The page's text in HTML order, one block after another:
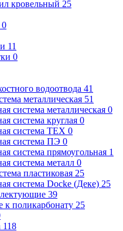
кровельный 25
0
11
0
водоотвода 41
металлическая 51
система металлическая 0
система круглая 0
система ТЕХ 0
система ПЭ 0
система прямоугольная 1
система металл 0
пластиковая 25
система Docke (Деке) 25
39
поликарбонату 25
118